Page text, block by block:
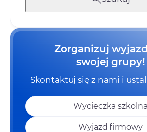
Zorganizuj
swojej grupy!
Skontaktuj się z nami i ustal
Wycieczka szkolna
Wyjazd firmowy